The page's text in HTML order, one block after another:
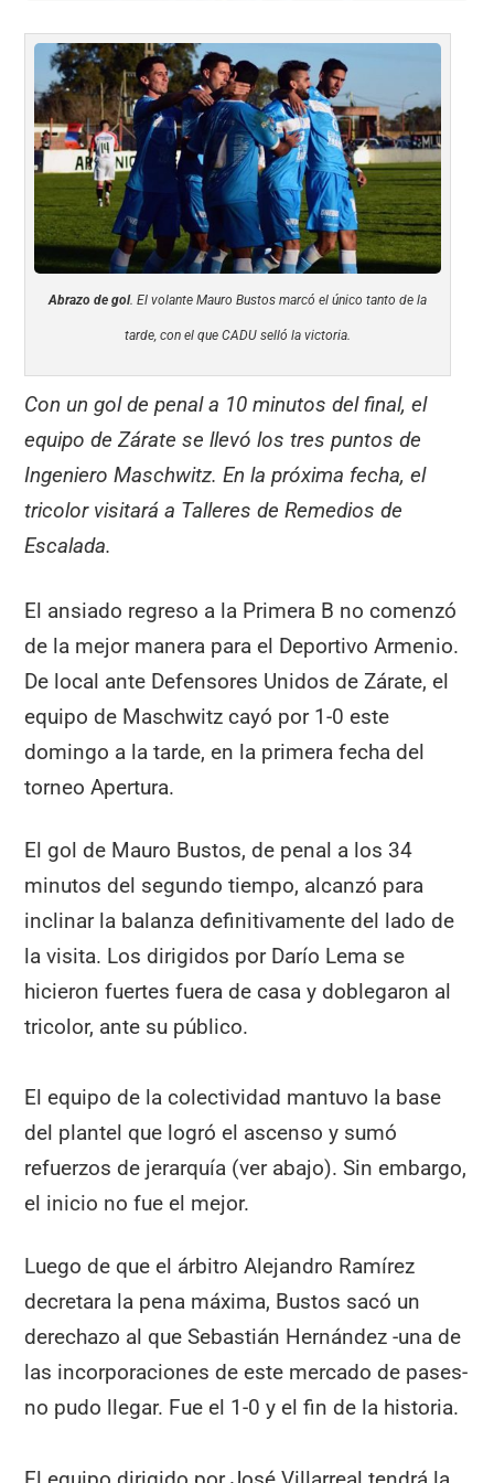
Abrazo de gol. El volante Mauro Bustos marcó el único tanto de la
tarde, con el que CADU selló la victoria.
Con un gol de penal a 10 minutos del final, el
equipo de Zárate se llevó los tres puntos de
Ingeniero Maschwitz. En la próxima fecha, el
tricolor visitará a Talleres de Remedios de
Escalada.
El ansiado regreso a la Primera B no comenzó
de la mejor manera para el Deportivo Armenio.
De local ante Defensores Unidos de Zárate, el
equipo de Maschwitz cayó por 1-0 este
domingo a la tarde, en la primera fecha del
torneo Apertura.
El gol de Mauro Bustos, de penal a los 34
minutos del segundo tiempo, alcanzó para
inclinar la balanza definitivamente del lado de
la visita. Los dirigidos por Darío Lema se
hicieron fuertes fuera de casa y doblegaron al
tricolor, ante su público.
El equipo de la colectividad mantuvo la base
del plantel que logró el ascenso y sumó
refuerzos de jerarquía (ver abajo). Sin embargo,
el inicio no fue el mejor.
Luego de que el árbitro Alejandro Ramírez
decretara la pena máxima, Bustos sacó un
derechazo al que Sebastián Hernández -una de
las incorporaciones de este mercado de pases-
no pudo llegar. Fue el 1-0 y el fin de la historia.